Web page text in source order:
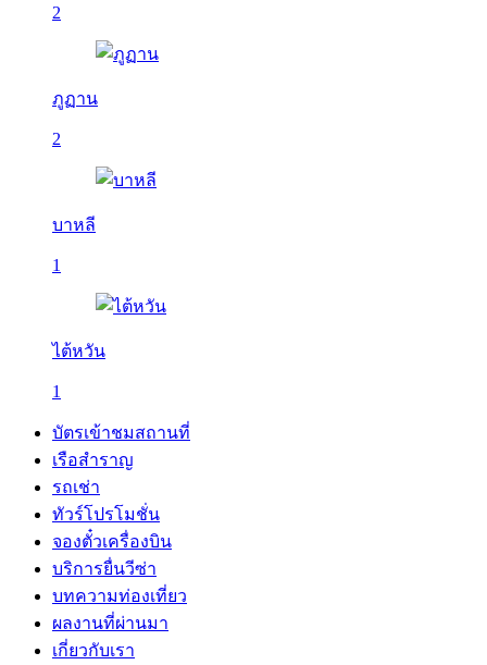
2
ภูฏาน
2
บาหลี
1
ไต้หวัน
1
บัตรเข้าชมสถานที่
เรือสำราญ
รถเช่า
ทัวร์โปรโมชั่น
จองตั๋วเครื่องบิน
บริการยื่นวีซ่า
บทความท่องเที่ยว
ผลงานที่ผ่านมา
เกี่ยวกับเรา